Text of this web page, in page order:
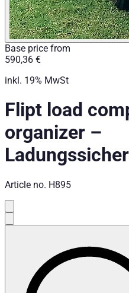
Base price from
590,36 €
inkl. 19% MwSt
Flipt load
organizer –
Article no. H895